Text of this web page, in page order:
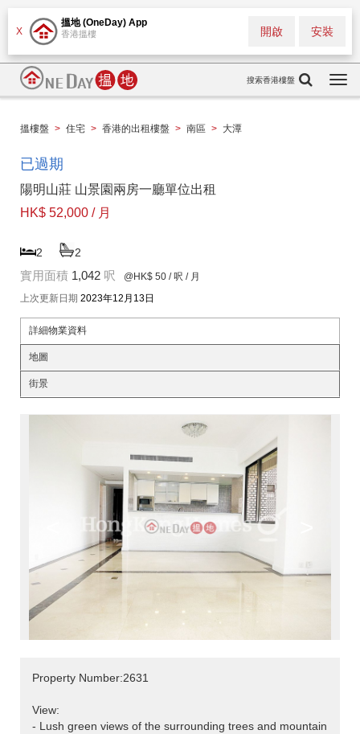
X
搵地 (OneDay) App
香港搵樓 安裝
開啟
搜索香港樓盤
搵樓盤 > 住宅 > 香港的出租樓盤 > 南區 > 大潭
已過期
陽明山莊 山景園兩房一廳單位出租
HK$ 52,000 / 月
2 2
實用面積 1,042 呎 @HK$ 50 / 呎 / 月
上次更新日期 2023年12月13日
詳細物業資料
地圖
街景
Property Number:2631
View:
- Lush green views of the surrounding trees and mountain